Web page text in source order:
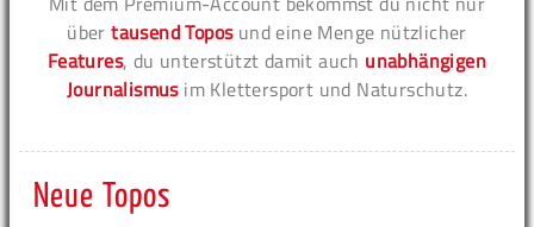
übertausend Toposund eine Menge nützlicher
Features, du unterstützt damit auch unabhängigen
Journalismusim Klettersport und Naturschutz.
Neue Topos